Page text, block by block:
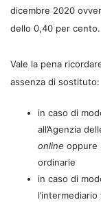
dicembre 2020
dello 0,40 per cento.
Vale la pena
assenza di sostituto:
in caso di
all’Agenzia
online oppure
ordinarie
in caso di